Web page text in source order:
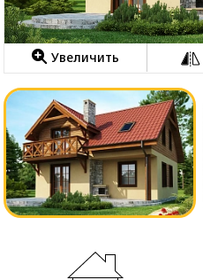
Увеличить